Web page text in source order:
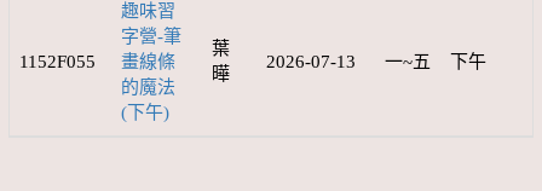
1152F055
趣味習
字營-筆
畫線條
的魔法
(下午)
葉
曄
2026-07-13 一~五 下午